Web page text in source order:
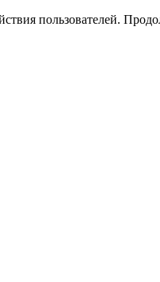
пользователей.